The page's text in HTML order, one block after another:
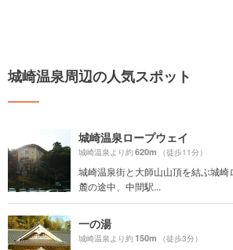
城崎温泉周辺の人気スポット
城崎温泉ロープウェイ
城崎温泉より約620m （徒歩11分）
城崎温泉街と大師山山頂を結ぶ城崎
麓の途中、中間駅...
一の湯
城崎温泉より約150m （徒歩3分）